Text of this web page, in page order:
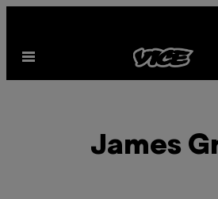
садржај
Otvori
James